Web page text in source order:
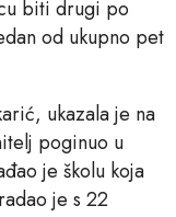
biti drugi po
od ukupno pet
ukazala je na
poginuo u
je školu koja
je s 22